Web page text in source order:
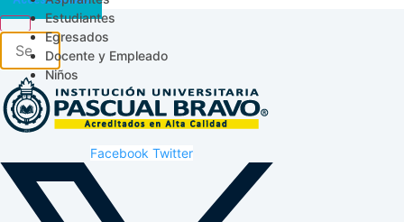
Estudiantes
Egresados
Docente y Empleado
Niños
Facebook Twitter